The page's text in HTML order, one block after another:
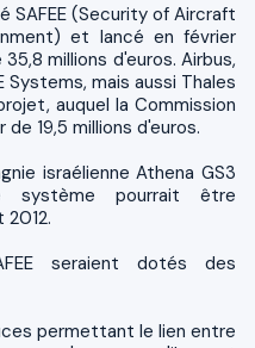
SAFEE (Security of Aircraft
et lancé en février
millions d'euros. Airbus,
Systems, mais aussi Thales
auquel la Commission
19,5 millions d'euros.
israélienne Athena GS3
système pourrait être
seraient dotés des
permettant le lien entre